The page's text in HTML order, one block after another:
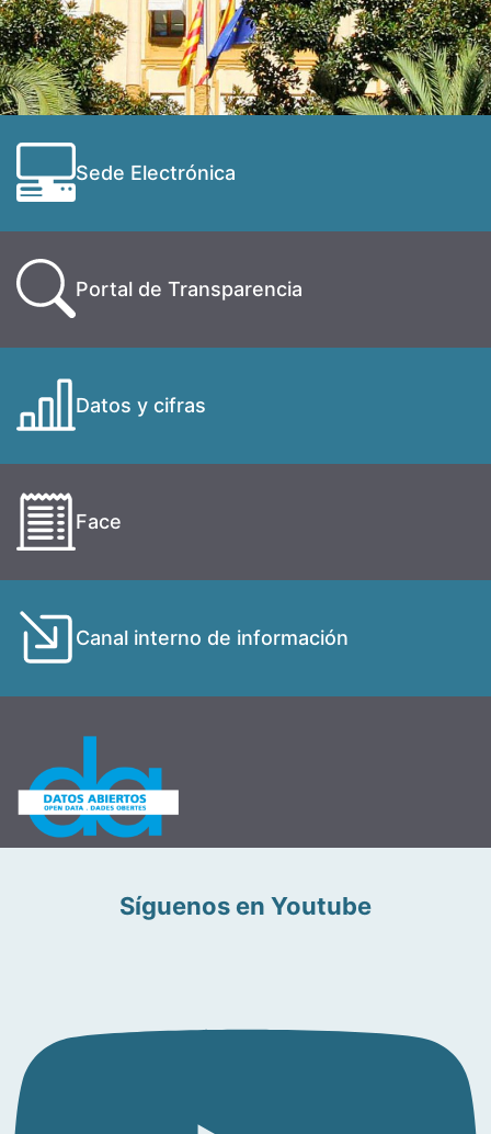
Sede Electrónica
Portal de Transparencia
Datos y cifras
Face
Canal interno de información
Síguenos en Youtube